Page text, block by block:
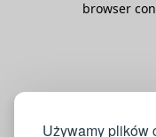
Używamy plików
browser